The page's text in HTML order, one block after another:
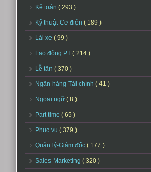
Kế toán ( 293 )
Kỹ thuật-Cơ điện ( 189 )
Lái xe ( 99 )
Lao động PT ( 214 )
Lễ tân ( 370 )
Ngân hàng-Tài chính ( 41 )
Ngoại ngữ ( 8 )
Part time ( 65 )
Phục vụ ( 379 )
Quản lý-Giám đốc ( 177 )
Sales-Marketing ( 320 )